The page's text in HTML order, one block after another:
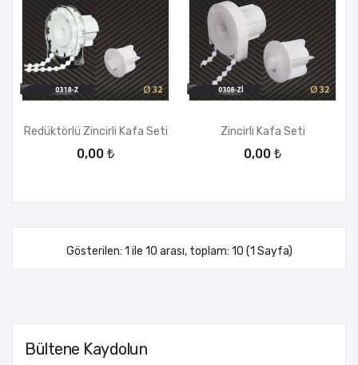
Redüktörlü Zincirli Kafa Seti
0,00 ₺
Zincirli Kafa Seti
0,00 ₺
Gösterilen: 1 ile 10 arası, toplam: 10 (1 Sayfa)
Bültene Kaydolun